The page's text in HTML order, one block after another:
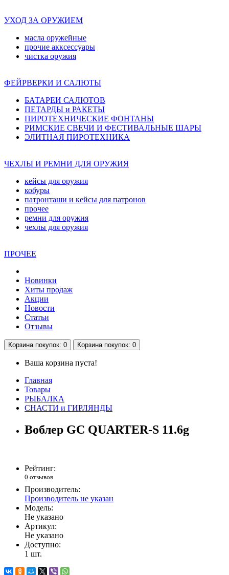
УХОД ЗА ОРУЖИЕМ
масла оружейные
прочие акксессуары
чистка оружия
ФЕЙРВЕРКИ И САЛЮТЫ
БАТАРЕИ САЛЮТОВ
ПЕТАРДЫ и РАКЕТЫ
ПИРОТЕХНИЧЕСКИЕ ФОНТАНЫ
РИМСКИЕ СВЕЧИ И ФЕСТИВАЛЬНЫЕ ШАРЫ
ЭЛИТНАЯ ПИРОТЕХНИКА
ЧЕХЛЫ И РЕМНИ ДЛЯ ОРУЖИЯ
кейсы для оружия
кобуры
патронташи и кейсы для патронов
прочее
ремни для оружия
чехлы для оружия
ПРОЧЕЕ
Новинки
Хиты продаж
Акции
Новости
Статьи
Отзывы
Корзина покупок: 0 Корзина покупок: 0
Ваша корзина пуста!
Главная
Товары
РЫБАЛКА
СНАСТИ и ГИРЛЯНДЫ
Воблер GC QUARTER-S 11.6g
Рейтинг:
0 отзывов
Производитель:
Производитель не указан
Модель:
Не указано
Артикул:
Не указано
Доступно:
1 шт.